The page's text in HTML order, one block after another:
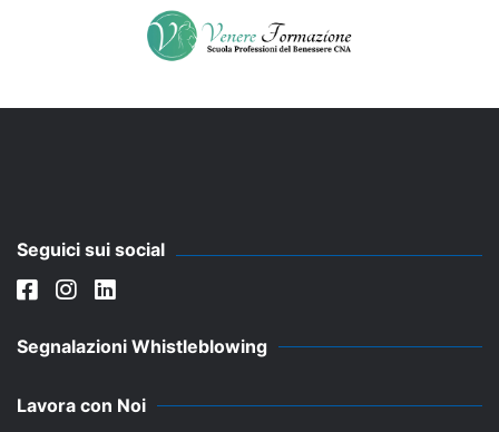
Seguici sui social
Segnalazioni Whistleblowing
Lavora con Noi